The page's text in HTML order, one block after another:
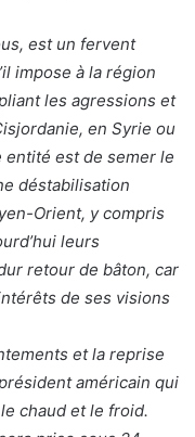
est un fervent
impose à la région
les agressions et
en Syrie ou
entité est de semer le
déstabilisation
Orient, y compris
leurs
retour de bâton, car
de ses visions
et la reprise
américain qui
chaud et le froid.